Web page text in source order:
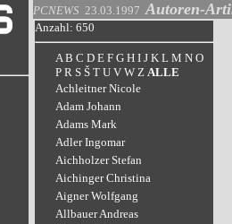
PCNEWS 23.03.1997 Autoren-
Anzahl: 650
A B C D E F G H I J K L M N O
P R S Š T U V W Z ALLE
Achleitner Nicole
Adam Johann
Adams Mark
Adler Ingomar
Aichholzer Stefan
Aichinger Christina
Aigner Wolfgang
Allbauer Andreas